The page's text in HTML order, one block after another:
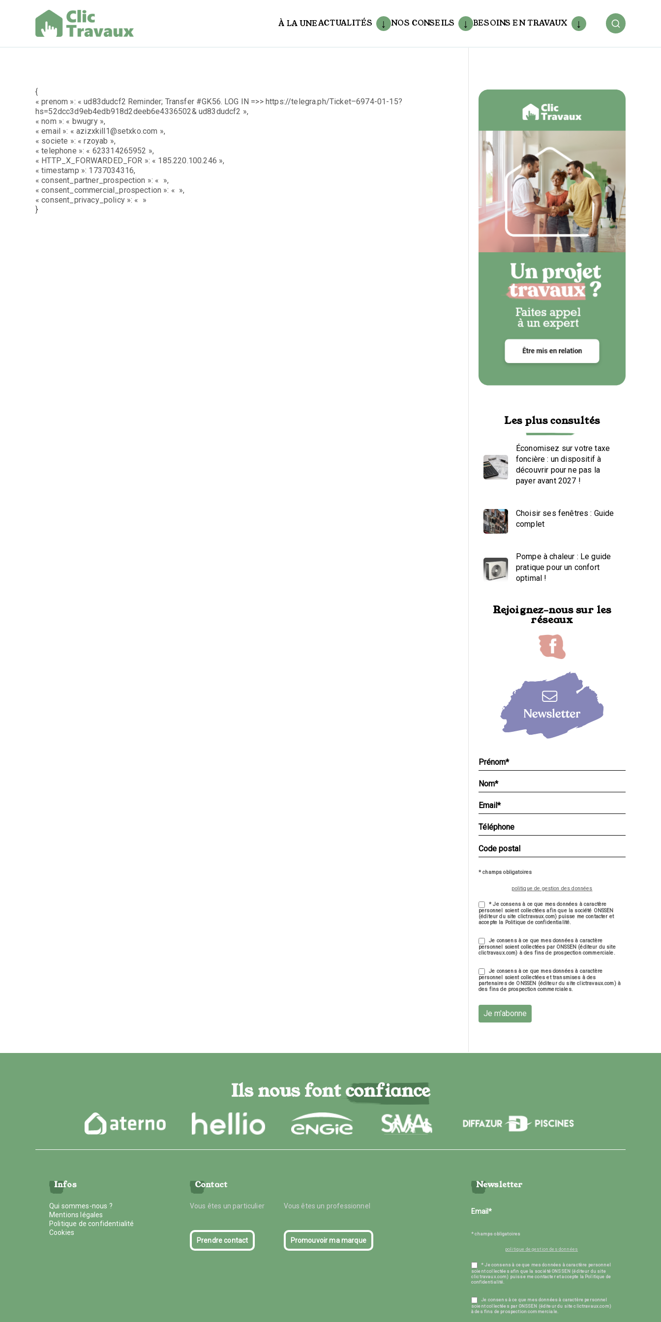
À LA UNEACTUALITÉS NOS CONSEILS BESOINS EN TRAVAUX
{
« prenom »: « ud83dudcf2 Reminder; Transfer #GK56. LOG IN =>> https://telegra.ph/Ticket–6974-01-15?
hs=52dcc3d9eb4edb918d2deeb6e4336502& ud83dudcf2 »,
« nom »: « bwugry »,
« email »: « azizxkill1@setxko.com »,
« societe »: « rzoyab »,
« telephone »: « 623314265952 »,
« HTTP_X_FORWARDED_FOR »: « 185.220.100.246 »,
« timestamp »: 1737034316,
« consent_partner_prospection »: « »,
« consent_commercial_prospection »: « »,
« consent_privacy_policy »: « »
}
Les plus consultés
Économisez sur votre taxe
foncière : un dispositif à
découvrir pour ne pas la
payer avant 2027 !
Choisir ses fenêtres : Guide
complet
Pompe à chaleur : Le guide
pratique pour un confort
optimal !
Rejoignez-nous sur les
réseaux
* champs obligatoires
politique de gestion des données
* Je consens à ce que mes données à caractère
personnel soient collectées afin que la société ONSSEN
(éditeur du site clictravaux.com) puisse me contacter et
accepte la Politique de confidentialité.
Je consens à ce que mes données à caractère
personnel soient collectées par ONSSEN (éditeur du site
clictravaux.com) à des fins de prospection commerciale.
Je consens à ce que mes données à caractère
personnel soient collectées et transmises à des
partenaires de ONSSEN (éditeur du site clictravaux.com) à
des fins de prospection commerciales.
Je m'abonne
Ils nous font confiance
Infos
Qui sommes-nous ?
Mentions légales
Politique de confidentialité
Cookies
Contact
Vous êtes un particulier Vous êtes un professionnel
Prendre contact Promouvoir ma marque
Newsletter
* champs obligatoires
politique de gestion des données
* Je consens à ce que mes données à caractère personnel
soient collectées afin que la société ONSSEN (éditeur du site
clictravaux.com) puisse me contacter et accepte la Politique de
confidentialité.
Je consens à ce que mes données à caractère personnel
soient collectées par ONSSEN (éditeur du site clictravaux.com)
à des fins de prospection commerciale.